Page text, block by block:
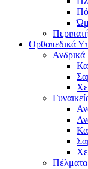
Ορθοπεδικά
Ανδρικά